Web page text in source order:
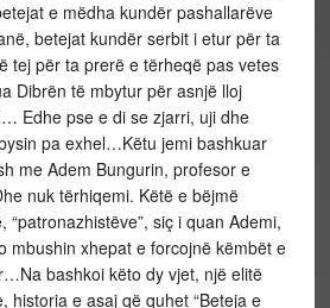
e mëdha kundër pashallarëve
betejat kundër serbit i etur për ta
tej për ta prerë e tërheqë pas vetes
Dibrën të mbytur për asnjë lloj
Edhe pse e di se zjarri, uji dhe
pa exhel…Këtu jemi bashkuar
me Adem Bungurin, profesor e
nuk tërhiqemi. Këtë e bëjmë
“patronazhistëve”, siç i quan Ademi,
mbushin xhepat e forcojnë këmbët e
bashkoi këto dy vjet, një elitë
historia e asaj që quhet “Beteja e